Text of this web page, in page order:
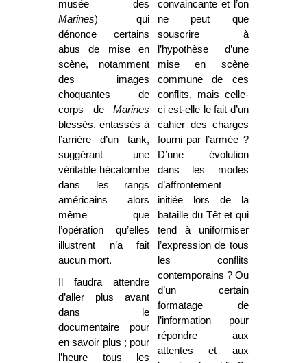
musée des
Marines) qui
dénonce certains
abus de mise en
scène, notamment
des images
choquantes de
corps deMarines
blessés, entassés à
l’arrière d’un tank,
suggérant une
véritable hécatombe
dans les rangs
américains alors
même que
l’opération qu’elles
illustrent n’a fait
aucun mort.
Il faudra attendre
d’aller plus avant
dans le
documentaire pour
en savoir plus ; pour
l’heure tous les
convaincante et l’on
ne peut que
souscrire à
l’hypothèse d’une
mise en scène
commune de ces
conflits, mais celle-
ci est-elle le fait d’un
cahier des charges
fourni par l’armée ?
D’une évolution
dans les modes
d’affrontement
initiée lors de la
bataille du Têt et qui
tend à uniformiser
l’expression de tous
les conflits
contemporains ? Ou
d’un certain
formatage de
l’information pour
répondre aux
attentes et aux